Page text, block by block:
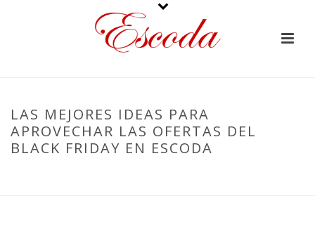
LAS MEJORES IDEAS PARA
APROVECHAR LAS OFERTAS DEL
BLACK FRIDAY EN ESCODA